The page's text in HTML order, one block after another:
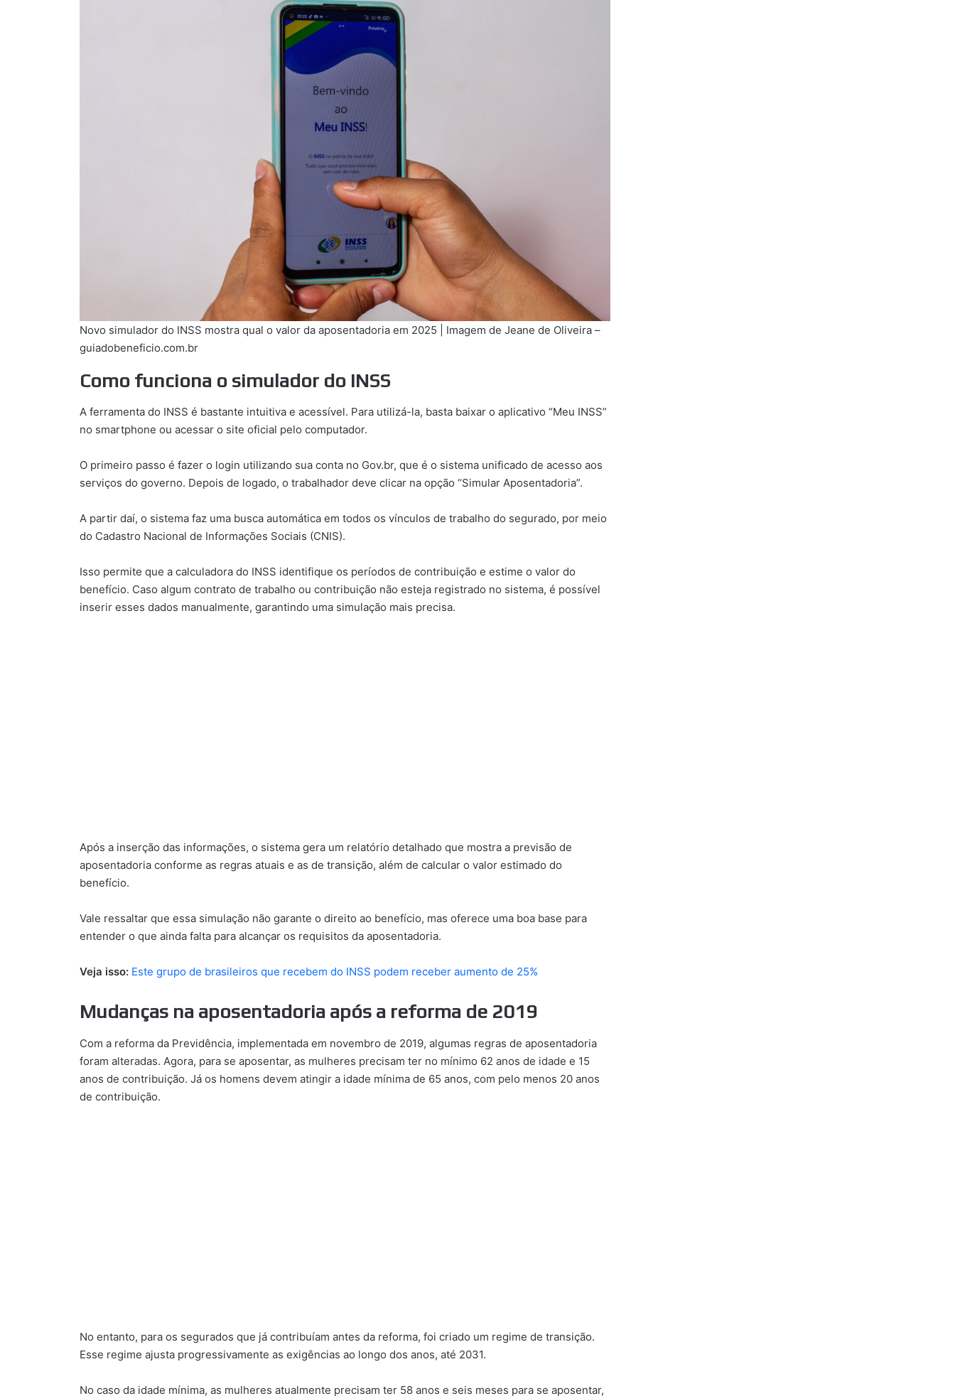
Novo simulador do INSS mostra qual o valor da aposentadoria em 2025 | Imagem de Jeane de Oliveira –
guiadobeneficio.com.br
Como funciona o simulador do INSS
A ferramenta do INSS é bastante intuitiva e acessível. Para utilizá-la, basta baixar o aplicativo “Meu INSS”
no smartphone ou acessar o site oficial pelo computador.
O primeiro passo é fazer o login utilizando sua conta no Gov.br, que é o sistema unificado de acesso aos
serviços do governo. Depois de logado, o trabalhador deve clicar na opção “Simular Aposentadoria”.
A partir daí, o sistema faz uma busca automática em todos os vínculos de trabalho do segurado, por meio
do Cadastro Nacional de Informações Sociais (CNIS).
Isso permite que a calculadora do INSS identifique os períodos de contribuição e estime o valor do
benefício. Caso algum contrato de trabalho ou contribuição não esteja registrado no sistema, é possível
inserir esses dados manualmente, garantindo uma simulação mais precisa.
Após a inserção das informações, o sistema gera um relatório detalhado que mostra a previsão de
aposentadoria conforme as regras atuais e as de transição, além de calcular o valor estimado do
benefício.
Vale ressaltar que essa simulação não garante o direito ao benefício, mas oferece uma boa base para
entender o que ainda falta para alcançar os requisitos da aposentadoria.
Veja isso: Este grupo de brasileiros que recebem do INSS podem receber aumento de 25%
Mudanças na aposentadoria após a reforma de 2019
Com a reforma da Previdência, implementada em novembro de 2019, algumas regras de aposentadoria
foram alteradas. Agora, para se aposentar, as mulheres precisam ter no mínimo 62 anos de idade e 15
anos de contribuição. Já os homens devem atingir a idade mínima de 65 anos, com pelo menos 20 anos
de contribuição.
No entanto, para os segurados que já contribuíam antes da reforma, foi criado um regime de transição.
Esse regime ajusta progressivamente as exigências ao longo dos anos, até 2031.
No caso da idade mínima, as mulheres atualmente precisam ter 58 anos e seis meses para se aposentar,